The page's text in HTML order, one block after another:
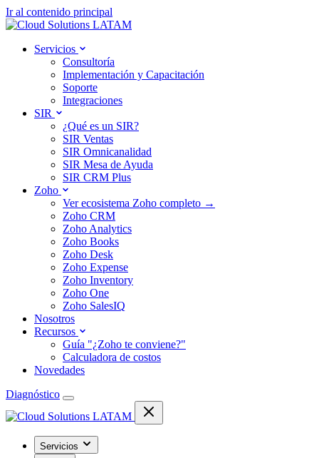
Ir al contenido principal
Servicios
Consultoría
Implementación y Capacitación
Soporte
Integraciones
SIR
¿Qué es un SIR?
SIR Ventas
SIR Omnicanalidad
SIR Mesa de Ayuda
SIR CRM Plus
Zoho
Ver ecosistema Zoho completo →
Zoho CRM
Zoho Analytics
Zoho Books
Zoho Desk
Zoho Expense
Zoho Inventory
Zoho One
Zoho SalesIQ
Nosotros
Recursos
Guía "¿Zoho te conviene?"
Calculadora de costos
Novedades
Diagnóstico
Servicios